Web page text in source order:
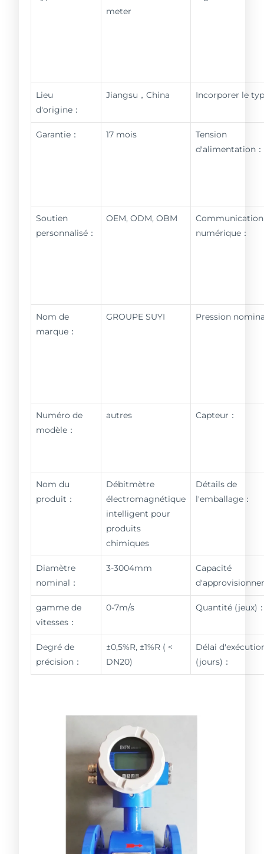
meter
Lieu
d'origine：
Jiangsu，China Incorporer le
Garantie： 17 mois
Tension
d'alimentation：
Soutien
personnalisé：
OEM, ODM, OBM
Communication
numérique：
Nom de
marque：
GROUPE SUYI Pression
Numéro de
modèle：
autres Capteur：
Nom du
produit：
Débitmètre
électromagnétique
intelligent pour
produits
chimiques
Détails de
l'emballage：
Diamètre
nominal：
3-3004mm
Capacité
gamme de
vitesses：
0-7m/s Quantité (jeux)
Degré de
précision：
±0,5%R, ±1%R ( <
DN20)
Délai
(jours)：